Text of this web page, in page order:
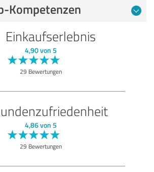
Empfehlung
Kompetenzen
Einkaufserlebnis
4,90 von 5
29 Bewertungen
4,86 von 5
29 Bewertungen